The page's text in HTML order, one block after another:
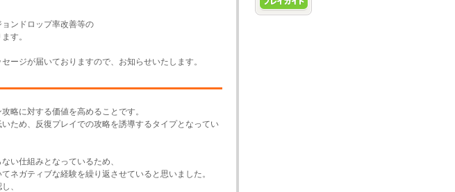
ョンドロップ率改善等の
す。
ージが届いておりますので、お知らせいたします。
略に対する価値を高めることです。
ため、反復プレイでの攻略を誘導するタイプとなってい
い仕組みとなっているため、
ネガティブな経験を繰り返させていると思いました。
、